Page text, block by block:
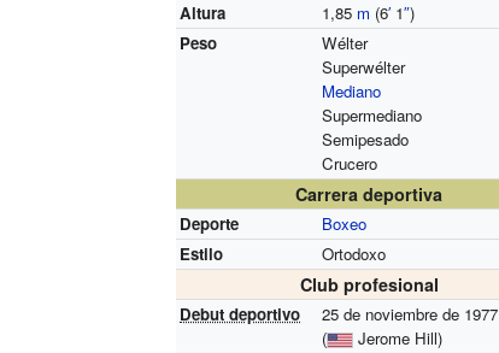
Altura
1,85 m (6′ 1″)
Peso
Wélter
Superwélter
Mediano
Supermediano
Semipesado
Crucero
Carrera deportiva
Deporte
Boxeo
Estilo
Ortodoxo
Club profesional
Debut deportivo
25 de noviembre de 1977
(
Jerome Hill)